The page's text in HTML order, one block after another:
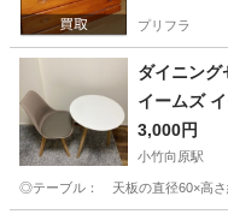
プリフラ
ダイニング
イームズ
人用
3,000円
小竹向原駅
◎テーブル： 天板の直径60×高